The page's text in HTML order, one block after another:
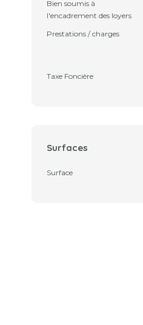
Bien soumis à
l'encadrement des loyers
Prestations / charges
Taxe Foncière
Surfaces
Surface